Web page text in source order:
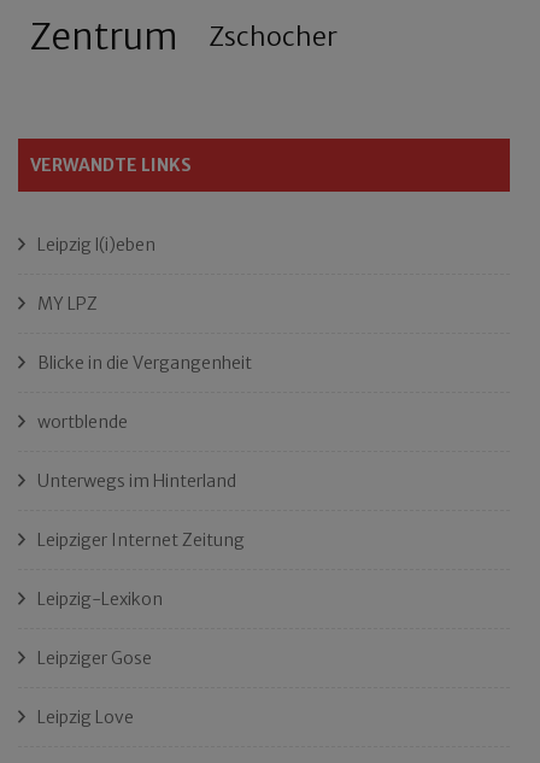
Zentrum Zschocher
VERWANDTE LINKS
Leipzig l(i)eben
MY LPZ
Blicke in die Vergangenheit
wortblende
Unterwegs im Hinterland
Leipziger Internet Zeitung
Leipzig-Lexikon
Leipziger Gose
Leipzig Love